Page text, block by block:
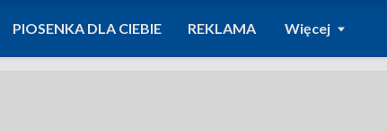
PIOSENKA DLA CIEBIE REKLAMA Więcej